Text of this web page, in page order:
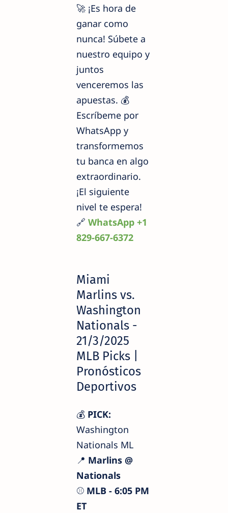
🚀 ¡Es hora de
ganar como
nunca! Súbete a
nuestro equipo y
juntos
venceremos las
apuestas. 💰
Escríbeme por
WhatsApp y
transformemos
tu banca en algo
extraordinario.
¡El siguiente
nivel te espera!
🔗 WhatsApp +1
829-667-6372
Miami
Marlins vs.
Washington
Nationals -
21/3/2025
MLB Picks |
Pronósticos
Deportivos
💰 PICK:
Washington
Nationals ML
📍 Marlins @
Nationals
⚾ MLB - 6:05 PM
ET